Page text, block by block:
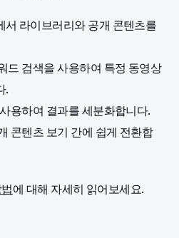
라이브러리와 공개 콘텐츠를
드 검색을 사용하여 특정 동영상
.
용하여 결과를 세분화합니다.
콘텐츠 보기 간에 쉽게 전환합
에 대해 자세히 읽어보세요.